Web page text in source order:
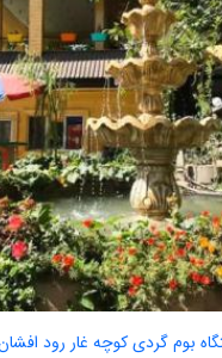
بوم گردی کوچه غار رود